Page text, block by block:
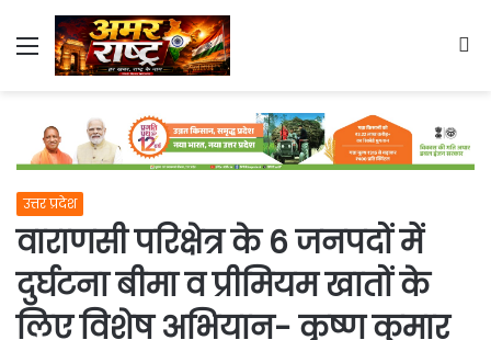
Menu
उत्तर प्रदेश
वाराणसी परिक्षेत्र के 6 जनपदों में
दुर्घटना बीमा व प्रीमियम खातों के
लिए विशेष अभियान- कृष्ण कुमार